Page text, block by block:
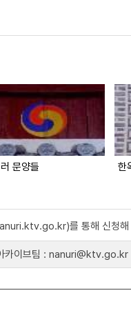
문양들 한
를 통해 신청해
카이브팀 : nanuri@ktv.go.kr